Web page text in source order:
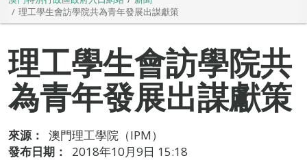
理工學生會訪學院共為青年發展出謀獻策
理工學生會訪學院共
為青年發展出謀獻策
來源：
澳門理工學院（IPM）
發布日期：
2018年10月9日 15:18